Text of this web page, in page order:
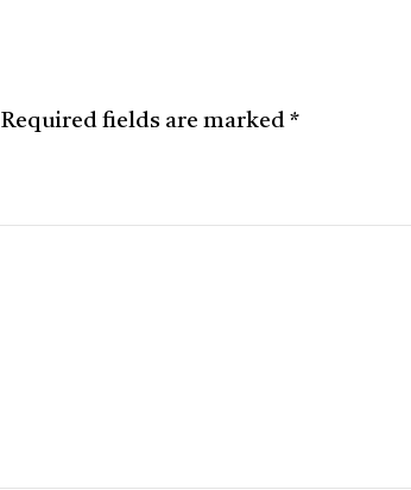
Required fields are marked *